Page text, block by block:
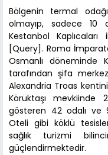
Bölgenin termal odağı,
olmayıp, sadece
Kestanbol
[Query]. Roma
Osmanlı döneminde
tarafından şifa
Alexandria Troas
Körüktaşı
gösteren 42 odalı ve
Oteli gibi köklü
sağlık turizmi
güçlendirmektedir.